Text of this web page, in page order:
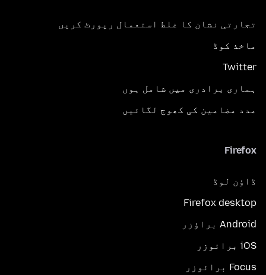
تجارتی نشان کا غلط استعمال رپورٹ کریں
ماخذ کوڈ
Twitter
ہماری برادری میں شامل ہوں
مدد مضامین کی کھوج لگائیں
Firefox
ڈاؤن لوڈ
Firefox desktop
Android براؤزر
iOS برائوزر
Focus برائوزر